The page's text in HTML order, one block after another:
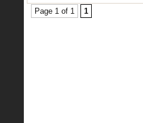
Page 1 of 1 1